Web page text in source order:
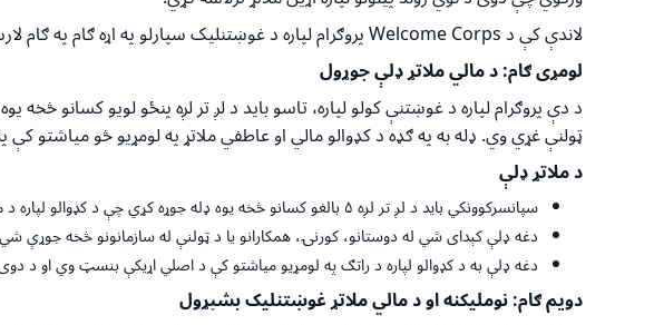
لاندې کې دWelcome Corpsپروګرام لپاره د غوښتنلیک سپارلو په اړه ګام په
لومړی ګام: د مالي ملاتړ ډلې جوړول
د دې پروګرام لپاره د غوښتنې کولو لپاره، تاسو باید د لږ تر لږه پنځو لویو کسانو
ټولنې غړي وي. ډله به په ګډه د کډوالو مالي او عاطفي ملاتړ په لومړیو څو میاشتو کې
د ملاتړډلې
سپانسرکوونکي باید د لږ تر لږه ۵ بالغو کسانو څخه یوه ډله جوړه کړي چې د کډوالو لپاره د مالي او لوجستیکي مرستو د برابرولو ژمنه وکړي.
دغه ډلې کېدای شي له دوستانو، کورنۍ، همکارانو یا د ټولنې له سازمانونو څخه جوړې
دغه ډلې به د کډوالو لپاره د راتګ په لومړیو میاشتو کې د اصلي اړیکې بنسټ وي او د
دویم ګام:نوملیکنهاو د مالي ملاتړ غوښتنلیک بشپړول